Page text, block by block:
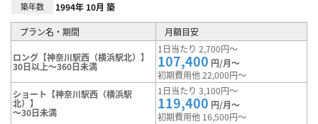
築年数 1994年 10月 築
プラン名・期間 月額目安
ロング【神奈川駅西（横浜駅北）】
30日以上～360日未満
1日当たり 2,700円～
107,400 円/月～
初期費用他 22,000円～
ショート【神奈川駅西（横浜駅
北）】
～30日未満
1日当たり 3,100円～
119,400 円/月～
初期費用他 16,500円～